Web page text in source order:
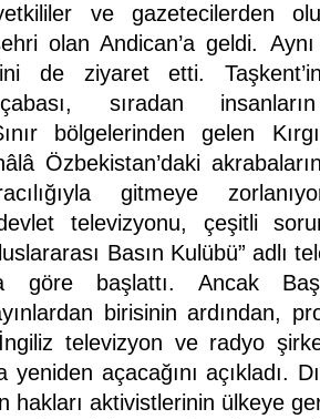
ve gazetecilerden
olan Andican’a geldi.
de ziyaret etti.
sıradan
bölgelerinden gelen
Özbekistan’daki
gitmeye
televizyonu, çeşitli
Basın Kulübü” adlı
göre başlattı. Ancak
birisinin ardından,
televizyon ve radyo
yeniden açacağını açıkladı.
hakları aktivistlerinin ülkeye